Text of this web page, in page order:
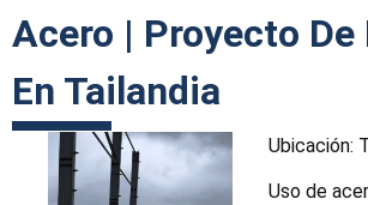
Acero | Proyecto De
En Tailandia
Ubicación:
Uso de